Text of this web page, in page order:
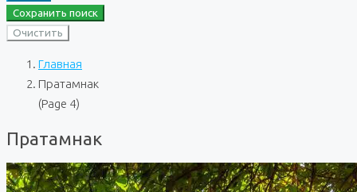
Сохранить поиск
Очистить
Главная
Пратамнак
(Page 4)
Пратамнак